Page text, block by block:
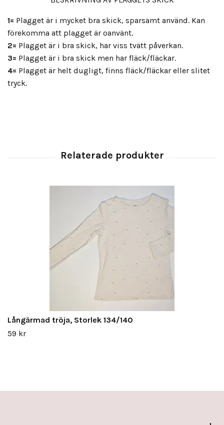
1= Plagget är i mycket bra skick, sparsamt använd. Kan
förekomma att plagget är oanvänt.
2= Plagget är i bra skick, har viss tvätt påverkan.
3= Plagget är i bra skick men har fläck/fläckar.
4= Plagget är helt dugligt, finns fläck/fläckar eller slitet
tryck.
Långärmad tröja, Storlek 134/140
59 kr